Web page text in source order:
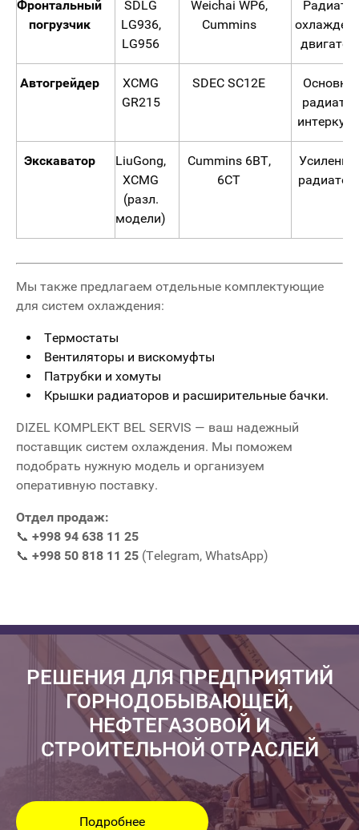
Фронтальный
погрузчик
SDLG
LG936,
LG956
Weichai WP6,
Cummins
Автогрейдер
XCMG
GR215
SDEC SC12E
Экскаватор
LiuGong,
XCMG
(разл.
модели)
Cummins 6BT,
6CT
Мы также предлагаем отдельные комплектующие
для систем охлаждения:
Термостаты
Вентиляторы и вискомуфты
Патрубки и хомуты
Крышки радиаторов и расширительные бачки.
DIZEL KOMPLEKT BEL SERVIS — ваш надежный
поставщик систем охлаждения. Мы поможем
подобрать нужную модель и организуем
оперативную поставку.
Отдел продаж:
📞 +998 94 638 11 25
📞 +998 50 818 11 25 (Telegram, WhatsApp)
РЕШЕНИЯ ДЛЯ ПРЕДПРИЯТИЙ
ГОРНОДОБЫВАЮЩЕЙ,
НЕФТЕГАЗОВОЙ И
СТРОИТЕЛЬНОЙ ОТРАСЛЕЙ
Подробнее